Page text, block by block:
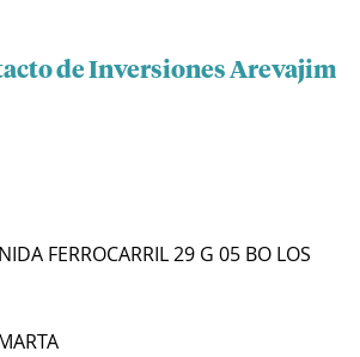
de Inversiones Arevajim
FERROCARRIL 29 G 05 BO LOS